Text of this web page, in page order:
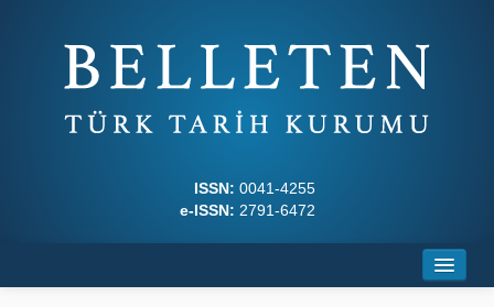
ISSN: 0041-4255
e-ISSN: 2791-6472